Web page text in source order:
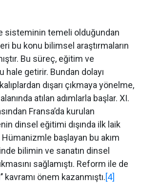
sisteminin temeli olduğundan
bu konu bilimsel araştırmaların
Bu süreç, eğitim ve
hale getirir. Bundan dolayı
dışarı çıkmaya yönelme,
atılan adımlarla başlar. XI.
Fransa’da kurulan
dinsel eğitimi dışında ilk laik
başlayan bu akım
bilimin ve sanatın dinsel
sağlamıştı. Reform ile de
kavramı önem kazanmıştı.[4]